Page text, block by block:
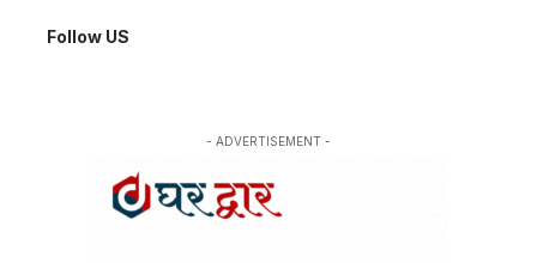
Follow US
- ADVERTISEMENT -